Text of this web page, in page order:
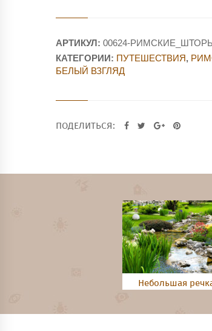
АРТИКУЛ: 00624-
КАТЕГОРИИ: ПУТЕШЕСТВИЯ,
БЕЛЫЙ ВЗГЛЯД
ПОДЕЛИТЬСЯ:
Небольшая